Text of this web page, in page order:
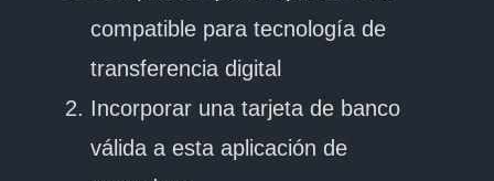
compatible para tecnología de
transferencia digital
Incorporar una tarjeta de banco
válida a esta aplicación de